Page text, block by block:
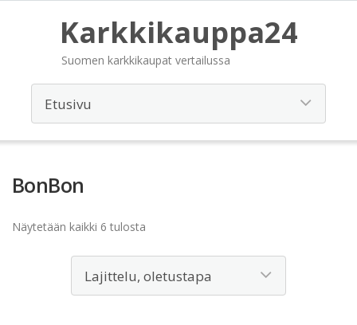
Karkkikauppa24
Suomen karkkikaupat vertailussa
BonBon
Näytetään kaikki 6 tulosta